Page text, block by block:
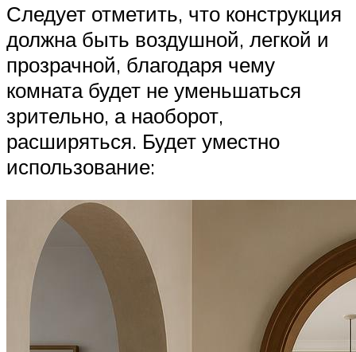
Следует отметить, что конструкция
должна быть воздушной, легкой и
прозрачной, благодаря чему
комната будет не уменьшаться
зрительно, а наоборот,
расширяться. Будет уместно
использование: